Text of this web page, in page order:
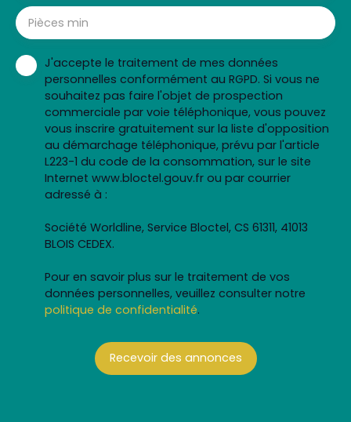
Pièces min
J'accepte le traitement de mes données
personnelles conformément au RGPD. Si vous ne
souhaitez pas faire l'objet de prospection
commerciale par voie téléphonique, vous pouvez
vous inscrire gratuitement sur la liste d'opposition
au démarchage téléphonique, prévu par l'article
L223-1 du code de la consommation, sur le site
Internet www.bloctel.gouv.fr ou par courrier
adressé à :
Société Worldline, Service Bloctel, CS 61311, 41013
BLOIS CEDEX.
Pour en savoir plus sur le traitement de vos
données personnelles, veuillez consulter notre
politique de confidentialité.
Recevoir des annonces